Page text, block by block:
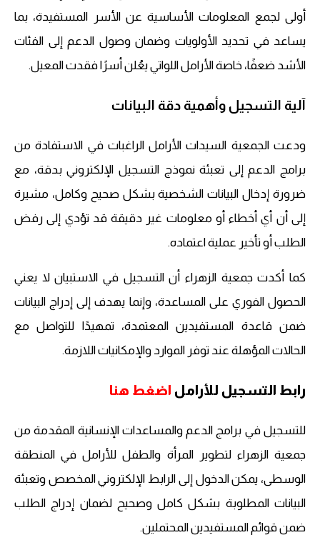
أولى لجمع المعلومات الأساسية عن الأسر المستفيدة، بما
يساعد في تحديد الأولويات وضمان وصول الدعم إلى الفئات
الأشد ضعفًا، خاصة الأرامل اللواتي يعُلن أسرًا فقدت المعيل.
آلية التسجيل وأهمية دقة البيانات
ودعت الجمعية السيدات الأرامل الراغبات في الاستفادة من
برامج الدعم إلى تعبئة نموذج التسجيل الإلكتروني بدقة، مع
ضرورة إدخال البيانات الشخصية بشكل صحيح وكامل، مشيرة
إلى أن أي أخطاء أو معلومات غير دقيقة قد تؤدي إلى رفض
الطلب أو تأخير عملية اعتماده.
كما أكدت جمعية الزهراء أن التسجيل في الاستبيان لا يعني
الحصول الفوري على المساعدة، وإنما يهدف إلى إدراج البيانات
ضمن قاعدة المستفيدين المعتمدة، تمهيدًا للتواصل مع
الحالات المؤهلة عند توفر الموارد والإمكانيات اللازمة.
رابط التسجيل للأرامل اضغط هنا
للتسجيل في برامج الدعم والمساعدات الإنسانية المقدمة من
جمعية الزهراء لتطوير المرأة والطفل للأرامل في المنطقة
الوسطى، يمكن الدخول إلى الرابط الإلكتروني المخصص وتعبئة
البيانات المطلوبة بشكل كامل وصحيح لضمان إدراج الطلب
ضمن قوائم المستفيدين المحتملين.